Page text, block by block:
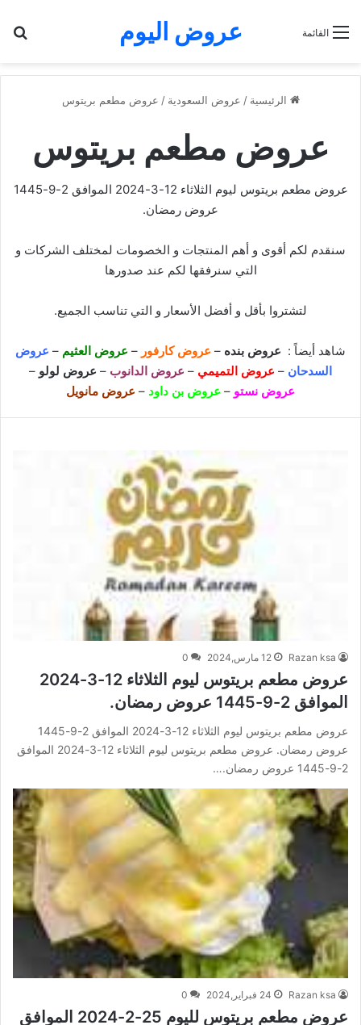
عروض اليوم القائمة
الرئيسية / عروض السعودية / عروض مطعم بريتوس
عروض مطعم بريتوس
عروض مطعم بريتوس ليوم الثلاثاء 12-3-2024 الموافق 2-9-1445
عروض رمضان.
سنقدم لكم أقوى و أهم المنتجات و الخصومات لمختلف الشركات و
التي سنرفقها لكم عند صدورها
لتشتروا بأقل و أفضل الأسعار و التي تناسب الجميع.
شاهد أيضاً : عروض بنده – عروض كارفور – عروض العثيم – عروض
السدحان – عروض التميمي – عروض الدانوب – عروض لولو –
عروض نستو – عروض بن داود – عروض مانويل
Razan ksa 12 مارس,2024 0
عروض مطعم بريتوس ليوم الثلاثاء 12-3-2024
الموافق 2-9-1445 عروض رمضان.
عروض مطعم بريتوس ليوم الثلاثاء 12-3-2024 الموافق 2-9-1445
عروض رمضان. عروض مطعم بريتوس ليوم الثلاثاء 12-3-2024 الموافق
2-9-1445 عروض رمضان.…
Razan ksa 24 فبراير,2024 0
عروض مطعم بريتوس لليوم 25-2-2024 الموافق